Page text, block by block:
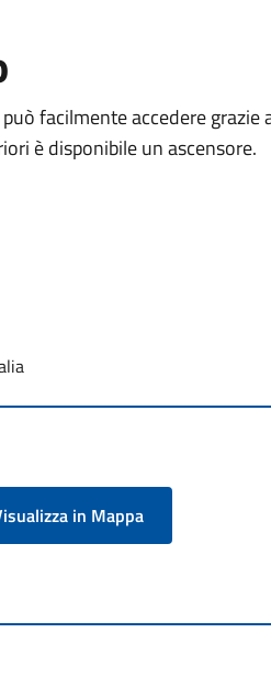
facilmente accedere grazie
è disponibile un ascensore.
in Mappa